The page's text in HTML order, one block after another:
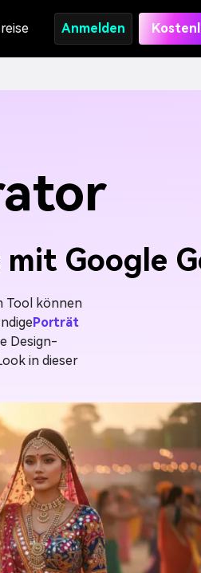
Anmelden
Google
Tool können
Porträt
Design-
in dieser